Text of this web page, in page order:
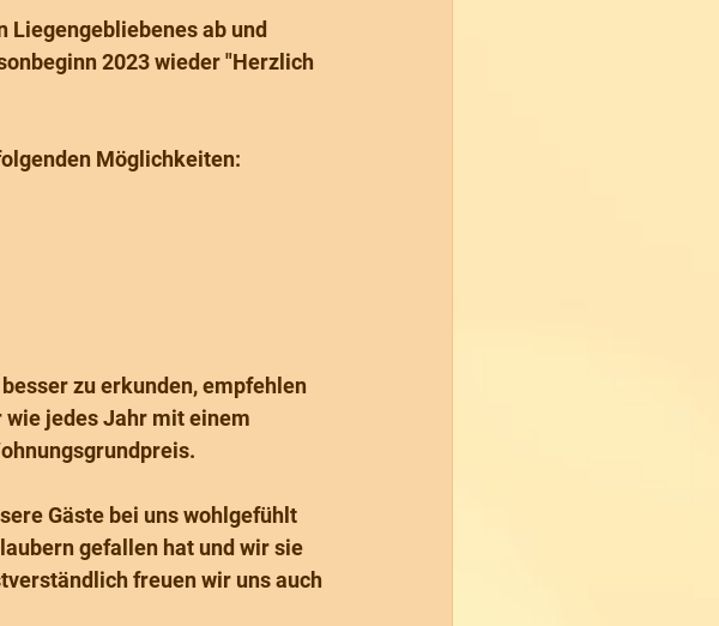
Liegengebliebenes ab und
2023 wieder "Herzlich
Möglichkeiten:
zu erkunden, empfehlen
jedes Jahr mit einem
Gäste bei uns wohlgefühlt
gefallen hat und wir sie
freuen wir uns auch